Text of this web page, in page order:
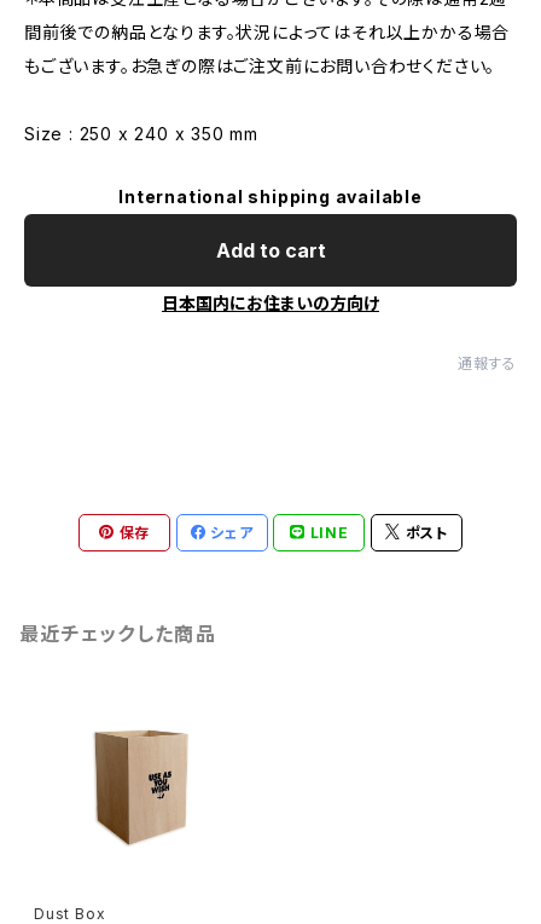
間前後での納品となります。状況によってはそれ以上かかる場合
もございます。お急ぎの際はご注文前にお問い合わせください。
Size : 250 x 240 x 350 mm
International shipping available
Add to cart
日本国内にお住まいの方向け
通報する
保存 シェア LINE ポスト
最近チェックした商品
Dust Box